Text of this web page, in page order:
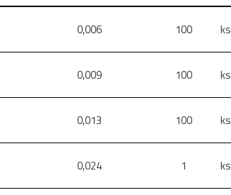
0,006 100 ks
0,009 100 ks
0,013 100 ks
0,024 1 ks